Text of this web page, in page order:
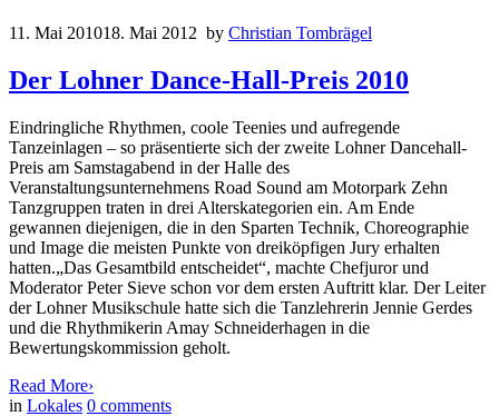
11. Mai 201018. Mai 2012 by Christian Tombrägel
Der Lohner Dance-Hall-Preis 2010
Eindringliche Rhythmen, coole Teenies und aufregende
Tanzeinlagen – so präsentierte sich der zweite Lohner Dancehall-
Preis am Samstagabend in der Halle des
Veranstaltungsunternehmens Road Sound am Motorpark Zehn
Tanzgruppen traten in drei Alterskategorien ein. Am Ende
gewannen diejenigen, die in den Sparten Technik, Choreographie
und Image die meisten Punkte von dreiköpfigen Jury erhalten
hatten.„Das Gesamtbild entscheidet“, machte Chefjuror und
Moderator Peter Sieve schon vor dem ersten Auftritt klar. Der Leiter
der Lohner Musikschule hatte sich die Tanzlehrerin Jennie Gerdes
und die Rhythmikerin Amay Schneiderhagen in die
Bewertungskommission geholt.
Read More›
in Lokales 0 comments